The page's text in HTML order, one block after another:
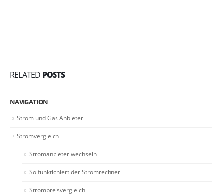
RELATED POSTS
NAVIGATION
Strom und Gas Anbieter
Stromvergleich
Stromanbieter wechseln
So funktioniert der Stromrechner
Strompreisvergleich